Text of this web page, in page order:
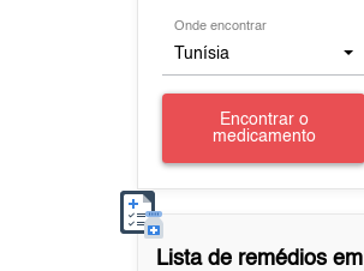
Onde encontrar
Tunísia
Encontrar o
medicamento
Lista de remédios em